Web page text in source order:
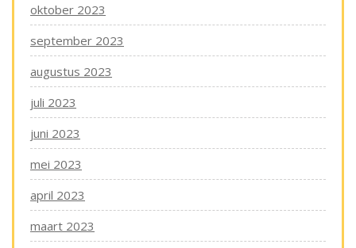
oktober 2023
september 2023
augustus 2023
juli 2023
juni 2023
mei 2023
april 2023
maart 2023